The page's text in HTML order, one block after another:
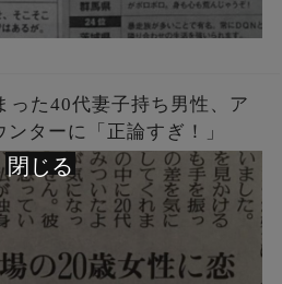
った40代妻子持ち男性、ア
ターに「正論すぎ！」
閉じる